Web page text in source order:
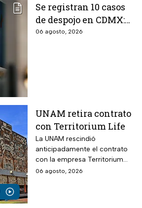
Se registran 10 casos
de despojo en CDMX:
adultos mayores son
06 agosto, 2026
UNAM retira contrato
con Territorium Life
La UNAM rescindió
anticipadamente el contrato
con la empresa Territorium
Life, encargada del examen
06 agosto, 2026